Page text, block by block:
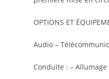
OPTIONS ET
Audio –
Conduite : –